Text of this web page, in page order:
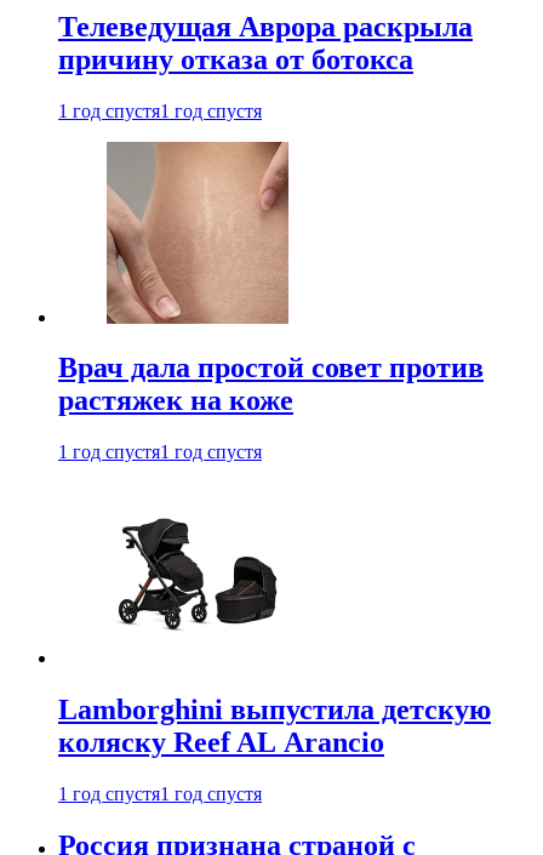
Телеведущая Аврора раскрыла
причину отказа от ботокса
1 год спустя1 год спустя
Врач дала простой совет против
растяжек на коже
1 год спустя1 год спустя
Lamborghini выпустила детскую
коляску Reef AL Arancio
1 год спустя1 год спустя
Россия признана страной с